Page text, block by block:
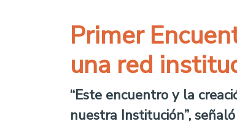
Primer
una red
“Este encuentro y la
nuestra Institución”,